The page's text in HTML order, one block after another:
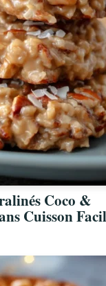
Coco &
Cuisson